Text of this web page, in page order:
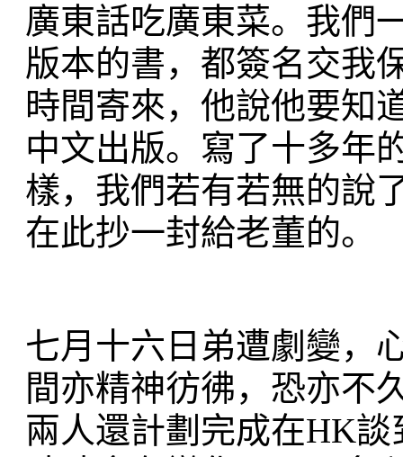
廣東話吃廣東菜。我們
版本的書，都簽名交我
時間寄來，他說他要知
中文出版。寫了十多年
樣，我們若有若無的說
在此抄一封給老董的。
七月十六日弟遭劇變，
間亦精神彷彿，恐亦不
兩人還計劃完成在HK